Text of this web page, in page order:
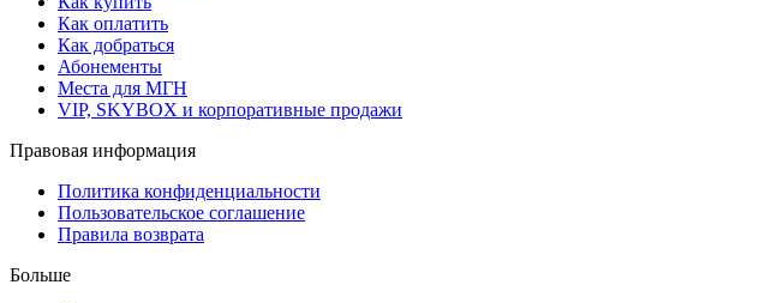
Как оплатить
Как добраться
Абонементы
Места для МГН
VIP, SKYBOX и корпоративные продажи
Правовая информация
Политика конфиденциальности
Пользовательское соглашение
Правила возврата
Больше